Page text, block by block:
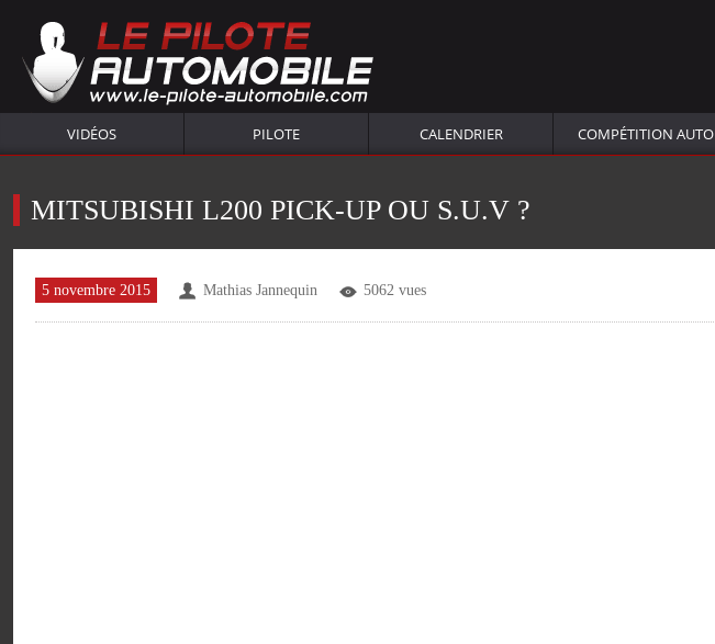
VIDÉOS PILOTE CALENDRIER COMPÉTITION AUTO
MITSUBISHI L200 PICK-UP OU S.U.V ?
5 novembre 2015 Mathias Jannequin 5062 vues